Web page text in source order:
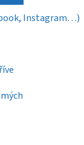
Instagram…)